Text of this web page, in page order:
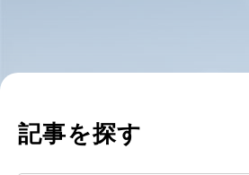
記事を探す